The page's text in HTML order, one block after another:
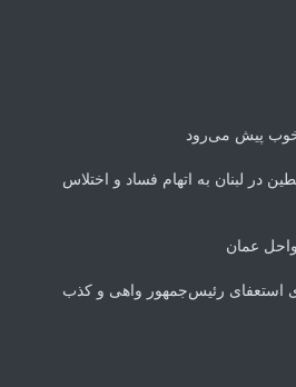
خوب پیش می‌رود
در لبنان به اتهام فساد و اختلاس
عمان
استعفای رئیس‌جمهور واهی و کذب